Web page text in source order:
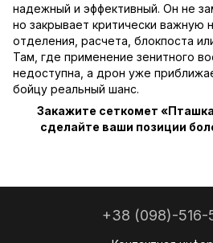
надежный и эффективный. Он не
но закрывает критически важную
отделения, расчета, блокпоста
Там, где применение зенитного
недоступна, а дрон уже
бойцу реальный шанс.
Закажите сеткомет
сделайте ваши позиции
+38 (098)-516-